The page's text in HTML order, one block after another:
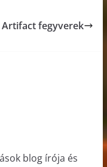
Artifact fegyverek
blog írója és